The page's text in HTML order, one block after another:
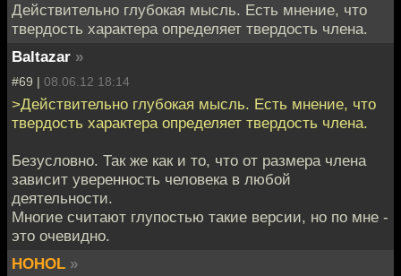
Действительно глубокая мысль. Есть мнение, что
твердость характера определяет твердость члена.
Baltazar »
#69 | 08.06.12 18:14
>Действительно глубокая мысль. Есть мнение, что
твердость характера определяет твердость члена.
Безусловно. Так же как и то, что от размера члена
зависит уверенность человека в любой
деятельности.
Многие считают глупостью такие версии, но по мне -
это очевидно.
HOHOL »